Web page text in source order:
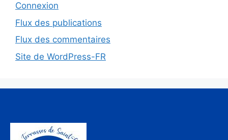
Connexion
Flux des publications
Flux des commentaires
Site de WordPress-FR